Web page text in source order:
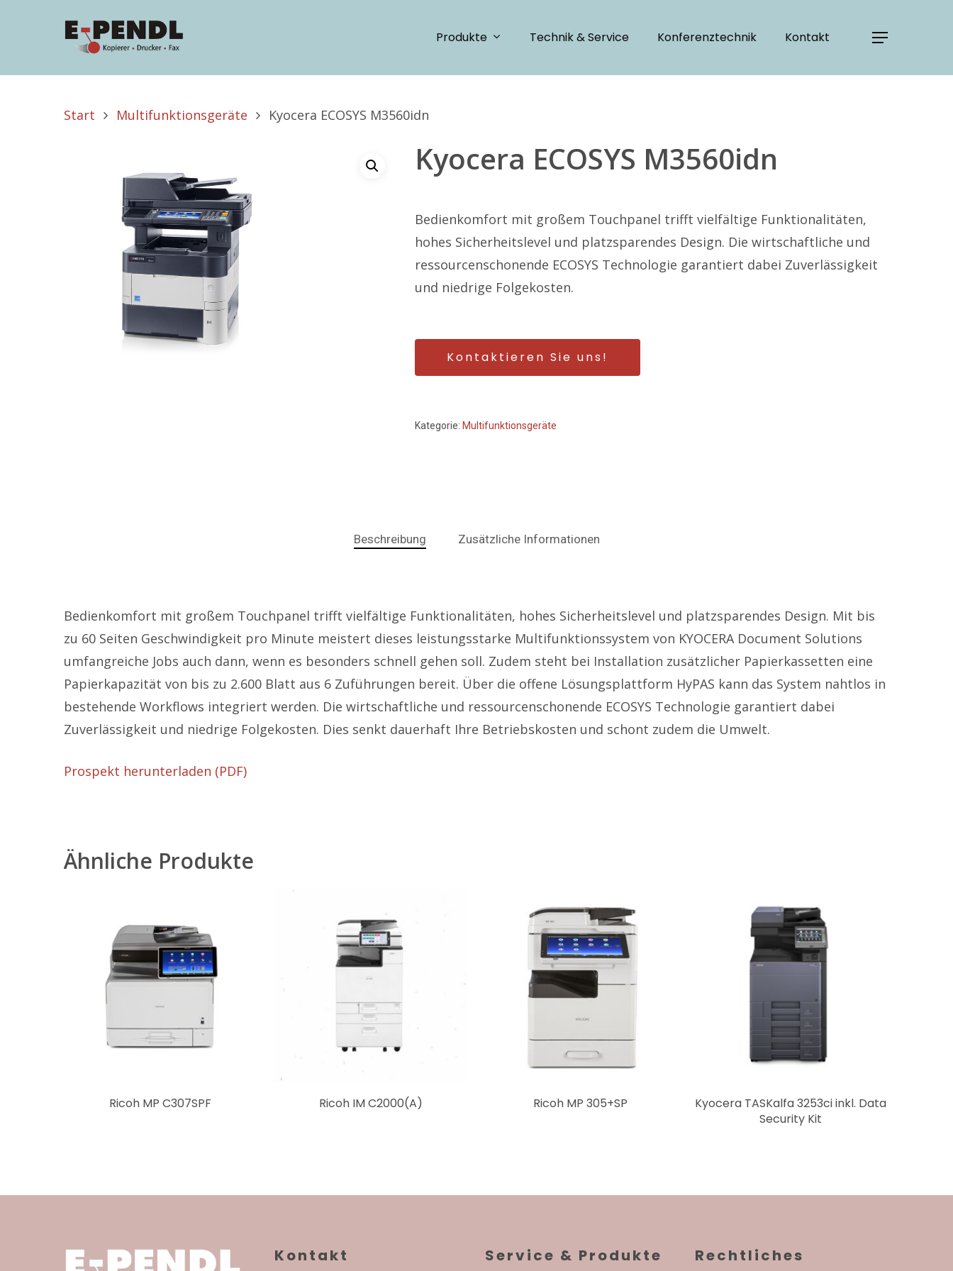
Produkte Technik & Service Konferenztechnik Kontakt
Start Multifunktionsgeräte Kyocera ECOSYS M3560idn
Kyocera ECOSYS M3560idn
Bedienkomfort mit großem Touchpanel trifft vielfältige Funktionalitäten,
hohes Sicherheitslevel und platzsparendes Design. Die wirtschaftliche und
ressourcenschonende ECOSYS Technologie garantiert dabei Zuverlässigkeit
und niedrige Folgekosten.
Kontaktieren Sie uns!
Kategorie: Multifunktionsgeräte
Beschreibung Zusätzliche Informationen
Bedienkomfort mit großem Touchpanel trifft vielfältige Funktionalitäten, hohes Sicherheitslevel und platzsparendes Design. Mit bis
zu 60 Seiten Geschwindigkeit pro Minute meistert dieses leistungsstarke Multifunktionssystem von KYOCERA Document Solutions
umfangreiche Jobs auch dann, wenn es besonders schnell gehen soll. Zudem steht bei Installation zusätzlicher Papierkassetten eine
Papierkapazität von bis zu 2.600 Blatt aus 6 Zuführungen bereit. Über die offene Lösungsplattform HyPAS kann das System nahtlos in
bestehende Workflows integriert werden. Die wirtschaftliche und ressourcenschonende ECOSYS Technologie garantiert dabei
Zuverlässigkeit und niedrige Folgekosten. Dies senkt dauerhaft Ihre Betriebskosten und schont zudem die Umwelt.
Prospekt herunterladen (PDF)
Ähnliche Produkte
Ricoh MP C307SPF Ricoh IM C2000(A) Ricoh MP 305+SP
Kyocera TASKalfa 3253ci inkl. Data
Security Kit
Kontakt Service & Produkte Rechtliches
E-Mail:
office@e-pendl.at
Service & Produkte
Mietsysteme
Gebrauchtsysteme
Konferenztechnik
Datenschutz
Als zweite Dienstleistung
binden wir Abschlussarbeiten